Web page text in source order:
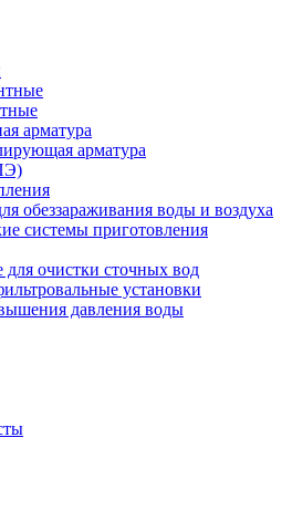
арматура
арматура
обеззараживания воды и воздуха
системы приготовления
для очистки сточных вод
установки
давления воды